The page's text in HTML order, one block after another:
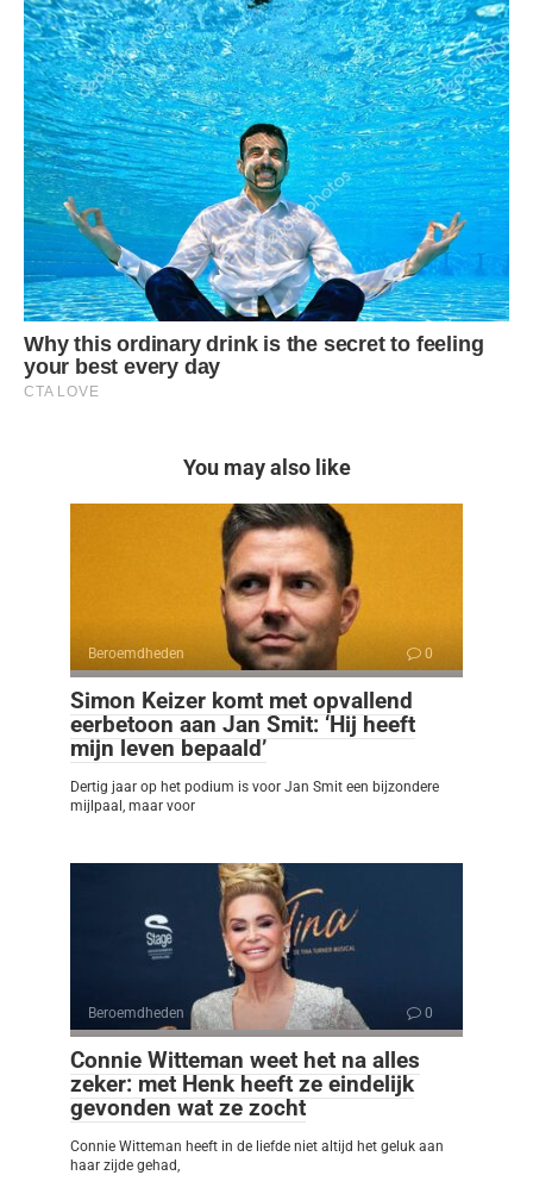
You may also like
Beroemdheden 0
Simon Keizer komt met opvallend
eerbetoon aan Jan Smit: ‘Hij heeft
mijn leven bepaald’
Dertig jaar op het podium is voor Jan Smit een bijzondere
mijlpaal, maar voor
Beroemdheden 0
Connie Witteman weet het na alles
zeker: met Henk heeft ze eindelijk
gevonden wat ze zocht
Connie Witteman heeft in de liefde niet altijd het geluk aan
haar zijde gehad,